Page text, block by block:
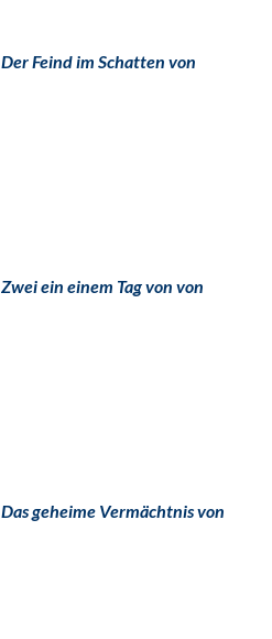
Der Feind im Schatten von
Zwei ein einem Tag von von
Das geheime Vermächtnis von